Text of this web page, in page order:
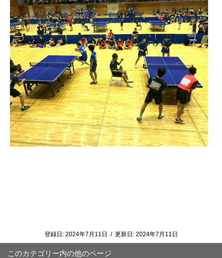
登録日: 2024年7月11日 / 更新日: 2024年7月11日
このカテゴリー内の他のページ